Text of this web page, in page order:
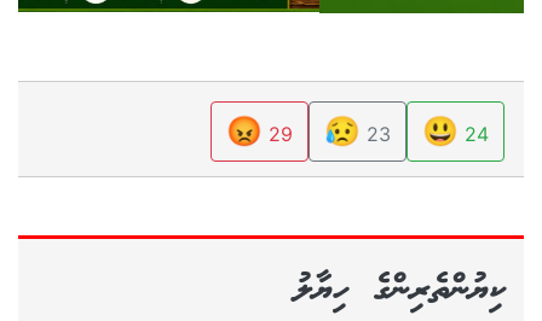
24
😃
23
😥
29
😡
ކިޔުންތެރިންގެ ހިޔާލު